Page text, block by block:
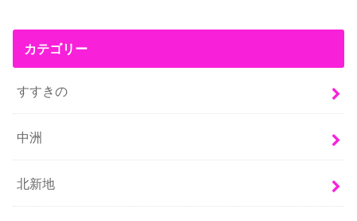
カテゴリー
すすきの
中洲
北新地